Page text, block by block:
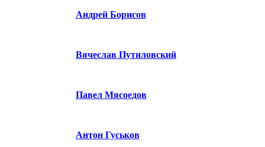
Андрей Борисов
Вячеслав Путиловский
Павел Мясоедов
Антон Гуськов